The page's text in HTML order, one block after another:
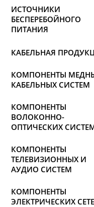
ИСТОЧНИКИ
БЕСПЕРЕБОЙНОГО
ПИТАНИЯ
КАБЕЛЬНАЯ
КОМПОНЕНТЫ
КАБЕЛЬНЫХ СИСТЕМ
КОМПОНЕНТЫ
ВОЛОКОННО-
ОПТИЧЕСКИХ
КОМПОНЕНТЫ
ТЕЛЕВИЗИОННЫХ И
АУДИО СИСТЕМ
КОМПОНЕНТЫ
ЭЛЕКТРИЧЕСКИХ